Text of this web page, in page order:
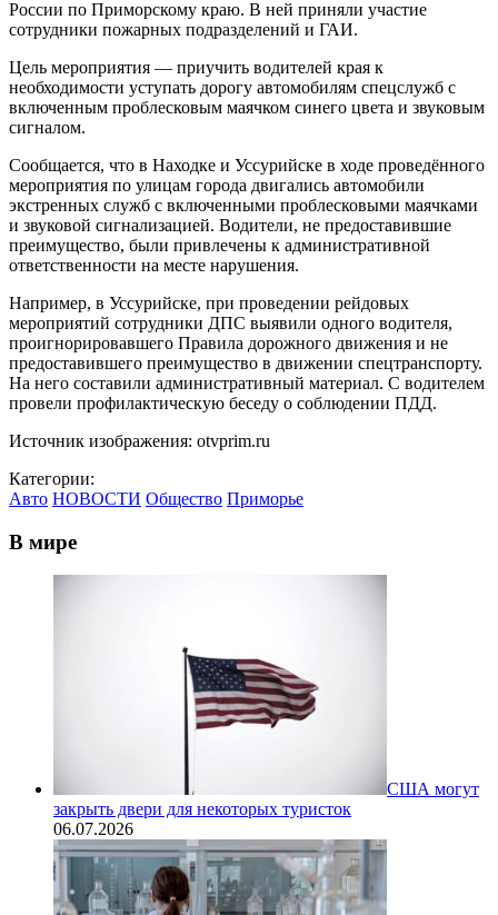
России по Приморскому краю. В ней приняли участие
сотрудники пожарных подразделений и ГАИ.
Цель мероприятия — приучить водителей края к
необходимости уступать дорогу автомобилям спецслужб с
включенным проблесковым маячком синего цвета и звуковым
сигналом.
Сообщается, что в Находке и Уссурийске в ходе проведённого
мероприятия по улицам города двигались автомобили
экстренных служб с включенными проблесковыми маячками
и звуковой сигнализацией. Водители, не предоставившие
преимущество, были привлечены к административной
ответственности на месте нарушения.
Например, в Уссурийске, при проведении рейдовых
мероприятий сотрудники ДПС выявили одного водителя,
проигнорировавшего Правила дорожного движения и не
предоставившего преимущество в движении спецтранспорту.
На него составили административный материал. С водителем
провели профилактическую беседу о соблюдении ПДД.
Источник изображения: otvprim.ru
Категории:
Авто НОВОСТИ Общество Приморье
В мире
США могут
закрыть двери для некоторых туристок
06.07.2026